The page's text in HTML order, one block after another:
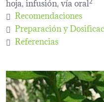
Recomendaciones
Preparación y
Referencias